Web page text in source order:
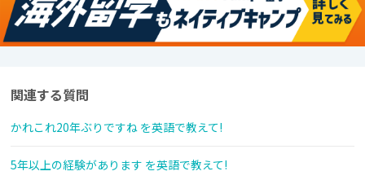
関連する質問
かれこれ20年ぶりですね を英語で教えて!
5年以上の経験があります を英語で教えて!